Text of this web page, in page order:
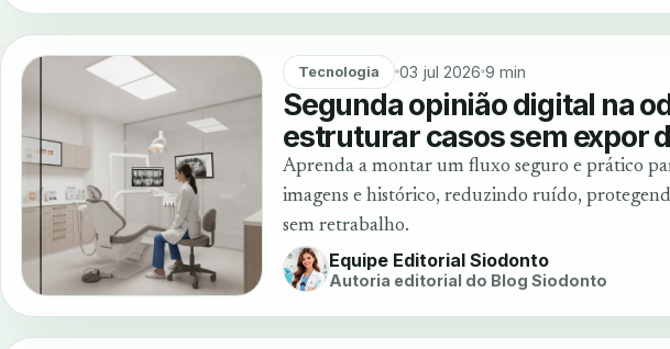
Tecnologia 03 jul 2026 9 min
Segunda opinião digital na
estruturar casos sem expor
Aprenda a montar um fluxo seguro e prático
imagens e histórico, reduzindo ruído,
sem retrabalho.
Equipe Editorial Siodonto
Autoria editorial do Blog Siodonto